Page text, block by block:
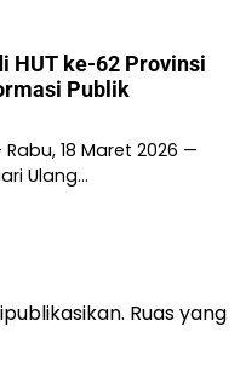
HUT ke-62 Provinsi
Publik
18 Maret 2026 —
Ulang…
Ruas yang